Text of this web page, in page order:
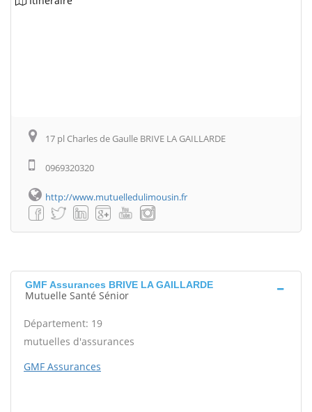
17 pl Charles de Gaulle BRIVE LA GAILLARDE
0969320320
http://www.mutuelledulimousin.fr
GMF Assurances BRIVE LA GAILLARDE
Mutuelle Santé Sénior
Département: 19
mutuelles d'assurances
GMF Assurances